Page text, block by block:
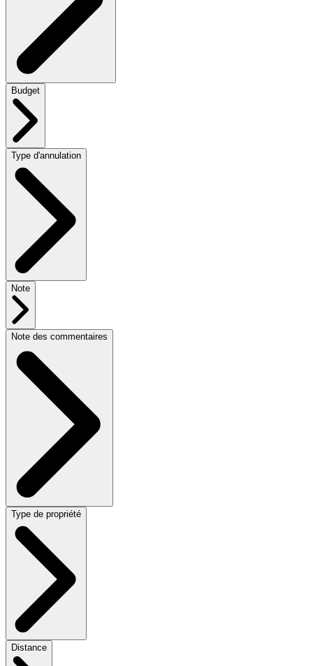
Budget
Type d'annulation
Note
Note des commentaires
Type de propriété
Distance